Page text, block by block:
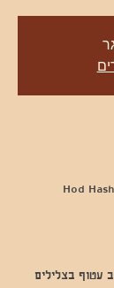
עטוף בצלילים